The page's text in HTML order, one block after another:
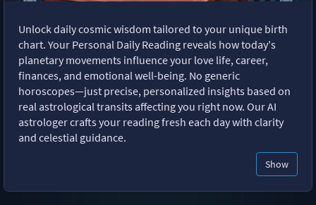
Unlock daily cosmic wisdom tailored to your unique birth
chart. Your Personal Daily Reading reveals how today's
planetary movements influence your love life, career,
finances, and emotional well-being. No generic
horoscopes—just precise, personalized insights based on
real astrological transits affecting you right now. Our AI
astrologer crafts your reading fresh each day with clarity
and celestial guidance.
Show